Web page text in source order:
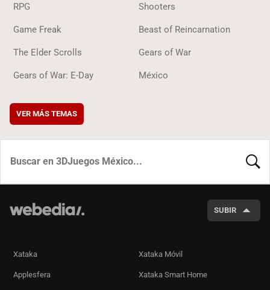
RPG Shooters
Game Freak Beast of Reincarnation
The Elder Scrolls Gears of War
Gears of War: E-Day México
VER MÁS TEMAS
SUBIR
Xataka Xataka Móvil
Applesfera Xataka Smart Home